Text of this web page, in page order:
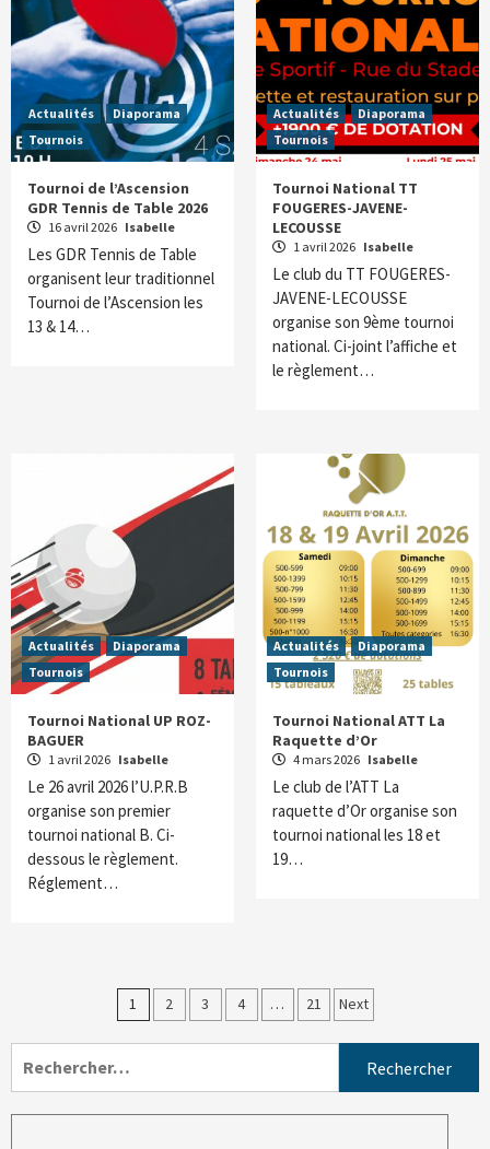
Actualités
Diaporama
Tournois
Tournoi de l’Ascension
GDR Tennis de Table 2026
16 avril 2026 Isabelle
Les GDR Tennis de Table
organisent leur traditionnel
Tournoi de l’Ascension les
13 & 14…
Actualités
Diaporama
Tournois
Tournoi National TT
FOUGERES-JAVENE-
LECOUSSE
1 avril 2026 Isabelle
Le club du TT FOUGERES-
JAVENE-LECOUSSE
organise son 9ème tournoi
national. Ci-joint l’affiche et
le règlement…
Actualités
Diaporama
Tournois
Tournoi National UP ROZ-
BAGUER
1 avril 2026 Isabelle
Le 26 avril 2026 l’U.P.R.B
organise son premier
tournoi national B. Ci-
dessous le règlement.
Réglement…
Actualités
Diaporama
Tournois
Tournoi National ATT La
Raquette d’Or
4 mars 2026 Isabelle
Le club de l’ATT La
raquette d’Or organise son
tournoi national les 18 et
19…
1 2 3 4 … 21 Next